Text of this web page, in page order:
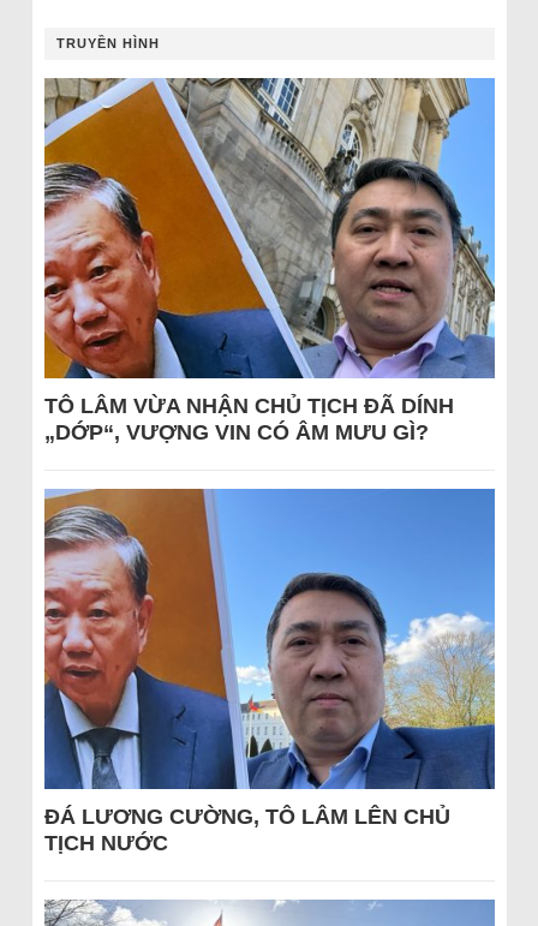
TRUYỀN HÌNH
TÔ LÂM VỪA NHẬN CHỦ TỊCH ĐÃ DÍNH
„DỚP“, VƯỢNG VIN CÓ ÂM MƯU GÌ?
ĐÁ LƯƠNG CƯỜNG, TÔ LÂM LÊN CHỦ
TỊCH NƯỚC